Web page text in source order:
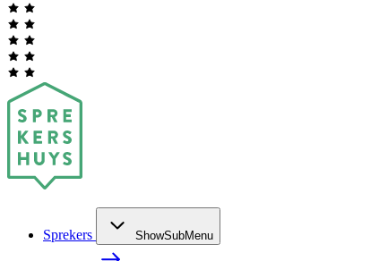
Sprekers ShowSubMenu